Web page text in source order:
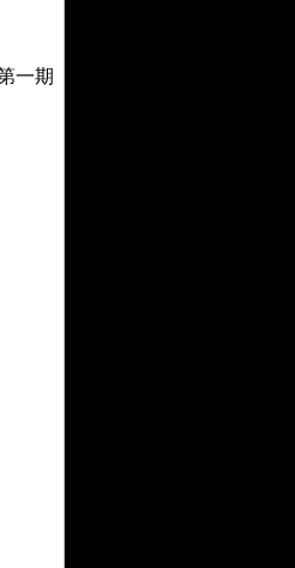
一期